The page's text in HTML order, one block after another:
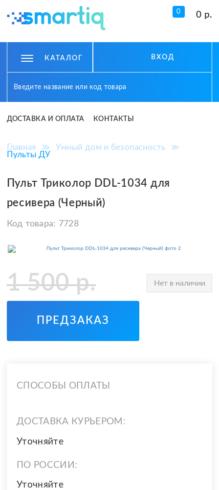
0 0 р.
КАТАЛОГ ВХОД
ДОСТАВКА И ОПЛАТА КОНТАКТЫ
Главная ≫ Умный дом и безопасность
≫
Пульты ДУ
Пульт Триколор DDL-1034 для
ресивера (Черный)
Код товара: 7728
1 500р. Нет в наличии
ПРЕДЗАКАЗ
СПОСОБЫ ОПЛАТЫ
ДОСТАВКА КУРЬЕРОМ:
Уточняйте
ПО РОССИИ:
Уточняйте